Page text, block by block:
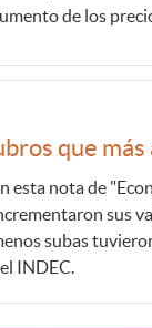
de los
que
esta nota de
sus
subas
INDEC.